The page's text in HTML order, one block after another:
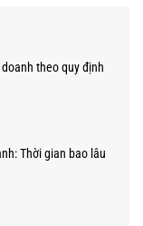
theo quy định
Thời gian bao lâu